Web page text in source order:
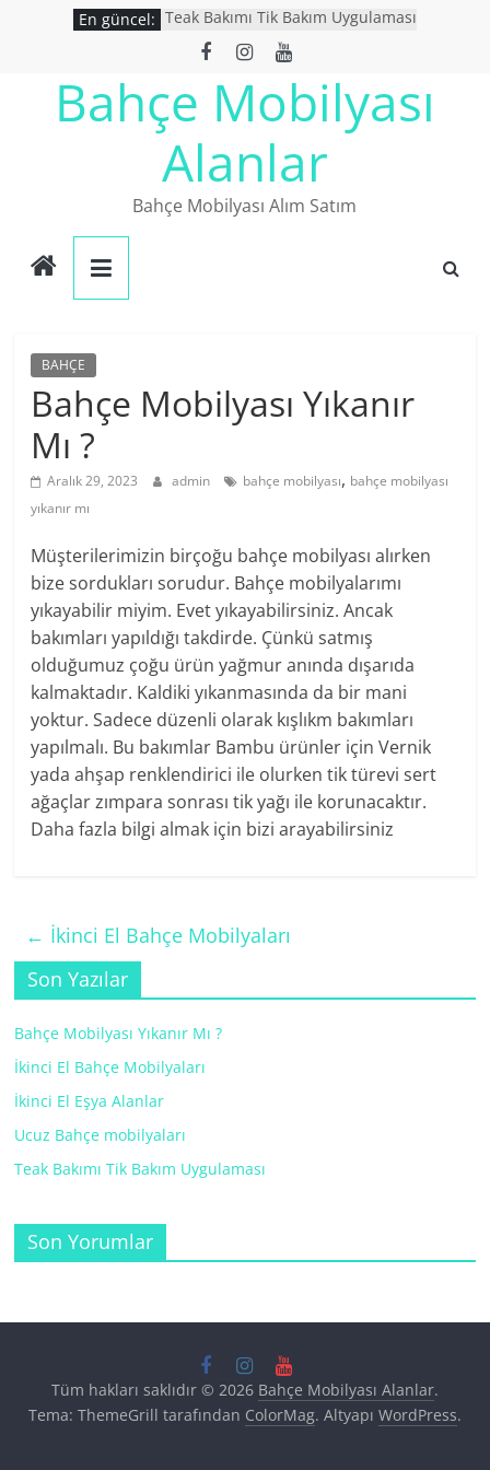
En güncel: Teak Bakımı Tik Bakım Uygulaması
Bahçe Mobilyası Yıkanır Mı ?
İkinci El Bahçe Mobilyaları
İkinci El Eşya Alanlar
Ucuz Bahçe mobilyaları
Bahçe Mobilyası
Alanlar
Bahçe Mobilyası Alım Satım
BAHÇE
Bahçe Mobilyası Yıkanır
Mı ?
Aralık 29, 2023 admin bahçe mobilyası, bahçe mobilyası
yıkanır mı
Müşterilerimizin birçoğu bahçe mobilyası alırken
bize sordukları sorudur. Bahçe mobilyalarımı
yıkayabilir miyim. Evet yıkayabilirsiniz. Ancak
bakımları yapıldığı takdirde. Çünkü satmış
olduğumuz çoğu ürün yağmur anında dışarıda
kalmaktadır. Kaldiki yıkanmasında da bir mani
yoktur. Sadece düzenli olarak kışlıkm bakımları
yapılmalı. Bu bakımlar Bambu ürünler için Vernik
yada ahşap renklendirici ile olurken tik türevi sert
ağaçlar zımpara sonrası tik yağı ile korunacaktır.
Daha fazla bilgi almak için bizi arayabilirsiniz
← İkinci El Bahçe Mobilyaları
Son Yazılar
Bahçe Mobilyası Yıkanır Mı ?
İkinci El Bahçe Mobilyaları
İkinci El Eşya Alanlar
Ucuz Bahçe mobilyaları
Teak Bakımı Tik Bakım Uygulaması
Son Yorumlar
Tüm hakları saklıdır © 2026 Bahçe Mobilyası Alanlar.
Tema: ThemeGrill tarafından ColorMag. Altyapı WordPress.